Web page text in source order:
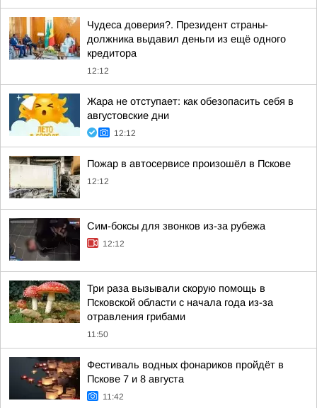
Чудеса доверия?. Президент страны-
должника выдавил деньги из ещё одного
кредитора
12:12
Жара не отступает: как обезопасить себя в
августовские дни
12:12
Пожар в автосервисе произошёл в Пскове
12:12
Сим-боксы для звонков из-за рубежа
12:12
Три раза вызывали скорую помощь в
Псковской области с начала года из-за
отравления грибами
11:50
Фестиваль водных фонариков пройдёт в
Пскове 7 и 8 августа
11:42